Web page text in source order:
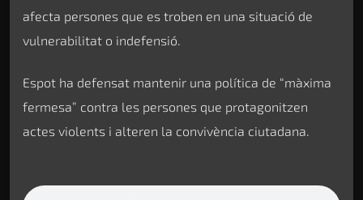
afecta persones que es troben en una situació de
vulnerabilitat o indefensió.
Espot ha defensat mantenir una política de “màxima
fermesa” contra les persones que protagonitzen
actes violents i alteren la convivència ciutadana.